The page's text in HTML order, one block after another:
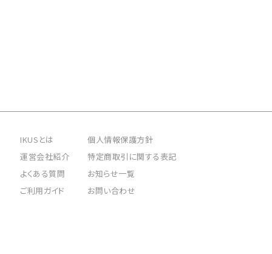
IKUSとは
運営会社紹介
よくある質問
ご利用ガイド
個人情報保護方針
特定商取引に関する表記
お知らせ一覧
お問い合わせ